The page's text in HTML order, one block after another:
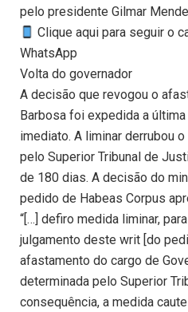
pelo presidente Gilmar
Clique aqui para seguir o
WhatsApp
Volta do governador
A decisão que revogou o
Barbosa foi expedida a
imediato. A liminar derrubou
pelo Superior Tribunal de
de 180 dias. A decisão do
pedido de Habeas Corpus
“[…] defiro medida liminar,
julgamento deste writ [do
afastamento do cargo de
determinada pelo Superior
consequência, a medida